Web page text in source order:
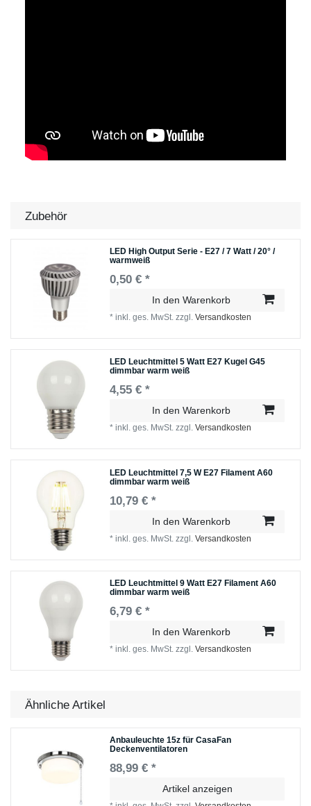
Zubehör
LED High Output Serie - E27 / 7 Watt / 20° /
warmweiß
0,50 € *
In den Warenkorb
*inkl. ges. MwSt. zzgl.Versandkosten
LED Leuchtmittel 5 Watt E27 Kugel G45
dimmbar warm weiß
4,55 € *
In den Warenkorb
*inkl. ges. MwSt. zzgl.Versandkosten
LED Leuchtmittel 7,5 W E27 Filament A60
dimmbar warm weiß
10,79 € *
In den Warenkorb
*inkl. ges. MwSt. zzgl.Versandkosten
LED Leuchtmittel 9 Watt E27 Filament A60
dimmbar warm weiß
6,79 € *
In den Warenkorb
*inkl. ges. MwSt. zzgl.Versandkosten
Ähnliche Artikel
Anbauleuchte 15z für CasaFan
Deckenventilatoren
88,99 € *
Artikel anzeigen